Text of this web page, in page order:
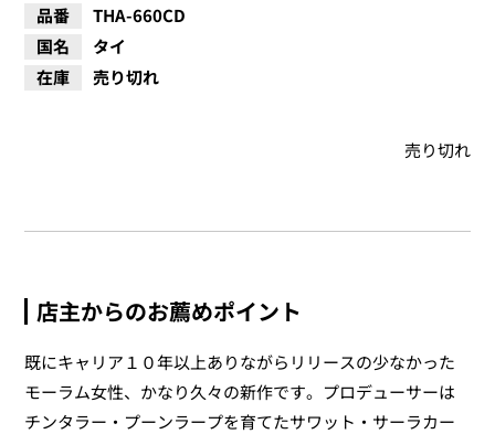
品番
THA-660CD
国名
タイ
在庫
売り切れ
売り切れ
店主からのお薦めポイント
既にキャリア１０年以上ありながらリリースの少なかった
モーラム女性、かなり久々の新作です。プロデューサーは
チンタラー・プーンラープを育てたサワット ・サーラカー